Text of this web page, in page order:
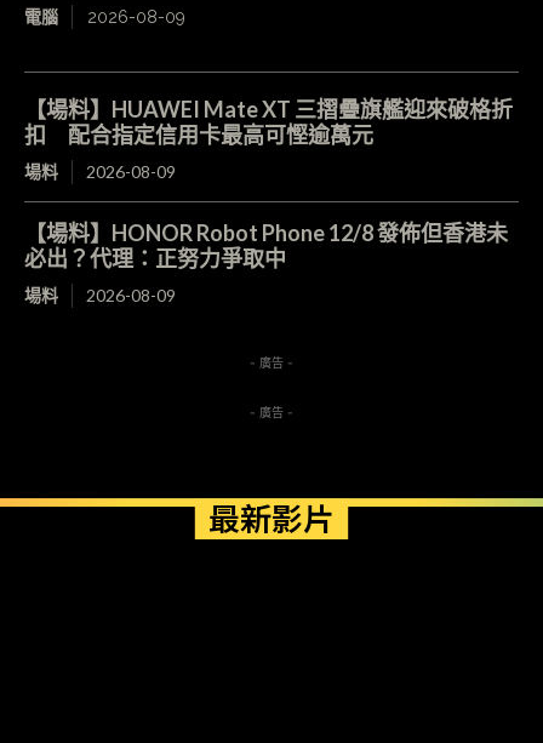
電腦 2026-08-09
【場料】HUAWEI Mate XT 三摺疊旗艦迎來破格折
扣 配合指定信用卡最高可慳逾萬元
場料 2026-08-09
【場料】HONOR Robot Phone 12/8 發佈但香港未
必出？代理：正努力爭取中
場料 2026-08-09
- 廣告 -
- 廣告 -
最新影片